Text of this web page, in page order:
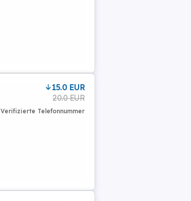
15.0 EUR
20.0 EUR
Verifizierte Telefonnummer